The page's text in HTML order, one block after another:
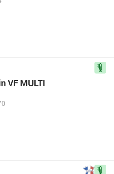
VF MULTI